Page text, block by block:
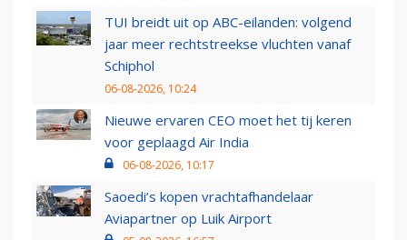
TUI breidt uit op ABC-eilanden: volgend
jaar meer rechtstreekse vluchten vanaf
Schiphol
06-08-2026, 10:24
Nieuwe ervaren CEO moet het tij keren
voor geplaagd Air India
06-08-2026, 10:17
Saoedi’s kopen vrachtafhandelaar
Aviapartner op Luik Airport